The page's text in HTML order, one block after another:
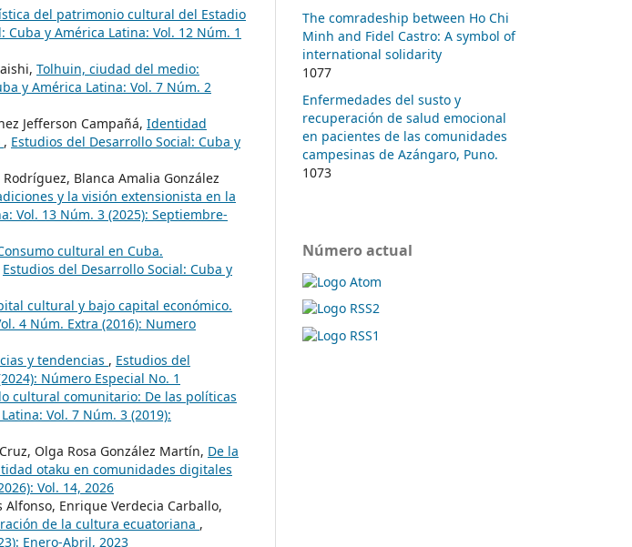
del patrimonio cultural del Estadio
Cuba y América Latina: Vol. 12 Núm. 1
Tolhuin, ciudad del medio:
y América Latina: Vol. 7 Núm. 2
Jefferson Campañá, Identidad
, Estudios del Desarrollo Social: Cuba y
Blanca Amalia González
y la visión extensionista en la
Vol. 13 Núm. 3 (2025): Septiembre-
cultural en Cuba.
Estudios del Desarrollo Social: Cuba y
cultural y bajo capital económico.
4 Núm. Extra (2016): Numero
y tendencias , Estudios del
Número Especial No. 1
cultural comunitario: De las políticas
Vol. 7 Núm. 3 (2019):
Olga Rosa González Martín, De la
otaku en comunidades digitales
Vol. 14, 2026
Alfonso, Enrique Verdecia Carballo,
de la cultura ecuatoriana ,
Enero-Abril, 2023
The comradeship between Ho Chi
Minh and Fidel Castro: A symbol of
international solidarity
1077
Enfermedades del susto y
recuperación de salud emocional
en pacientes de las comunidades
campesinas de Azángaro, Puno.
1073
Número actual